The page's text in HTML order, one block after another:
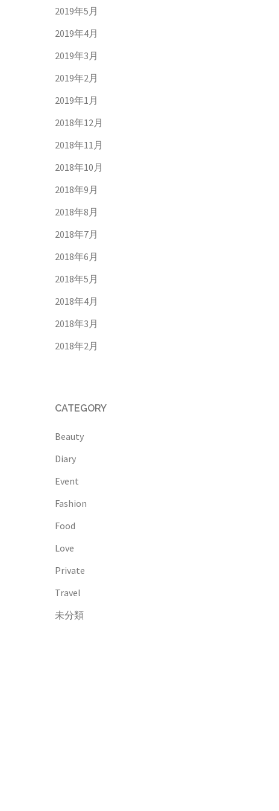
2019年5月
2019年4月
2019年3月
2019年2月
2019年1月
2018年12月
2018年11月
2018年10月
2018年9月
2018年8月
2018年7月
2018年6月
2018年5月
2018年4月
2018年3月
2018年2月
CATEGORY
Beauty
Diary
Event
Fashion
Food
Love
Private
Travel
未分類